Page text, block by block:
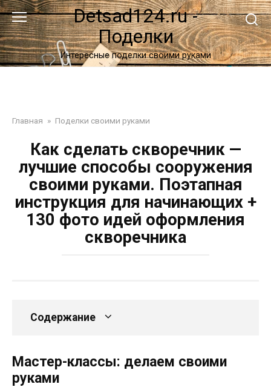
Перейти
к
контенту
Detsad124.ru -
Поделки
Интересные поделки своими руками
Главная » Поделки своими руками
Как сделать скворечник —
лучшие способы сооружения
своими руками. Поэтапная
инструкция для начинающих +
130 фото идей оформления
скворечника
Содержание
Мастер-классы: делаем своими
руками